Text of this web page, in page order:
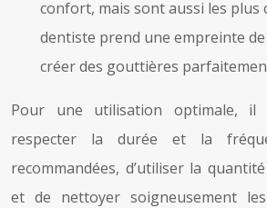
confort, mais sont aussi les plus
dentiste prend une empreinte
créer des gouttières
Pour une utilisation optimale, il
respecter la durée et la
recommandées, d’utiliser la
et de nettoyer soigneusement